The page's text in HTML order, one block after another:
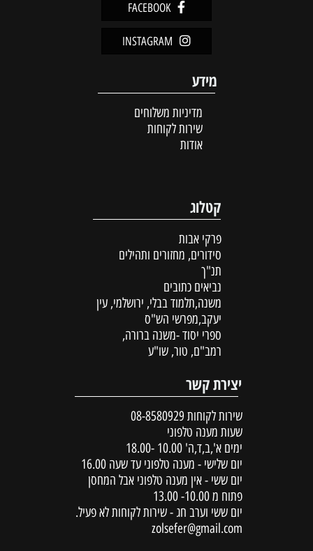
FACEBOOK
INSTAGRAM
מידע
מדיניות משלוחים
שירות לקוחות
אודות
קטלוג
פרקי אבות
סידורים, מחזורים ותהילים
תנ"ך
נביאים כתובים
משנה,תלמוד בבלי, ירושלמי, עין
יעקב,מפרשי הש"ס
ספרי יסוד -משנה ברורה,
רמב"ם, טור, שו"ע
יצירת קשר
שירות לקוחות 08-8580929
שעות מענה טלפוני
ימים א',ב,ד,ה' 10.00 -18.00
יום שלישי - מענה טלפוני עד שעה 16.00
יום ששי - אין מענה טלפוני אבל המחסן
פתוח מ 10.00- 13.00
יום ששי וערב חג - שירות לקוחות לא פעיל.
zolsefer@gmail.com